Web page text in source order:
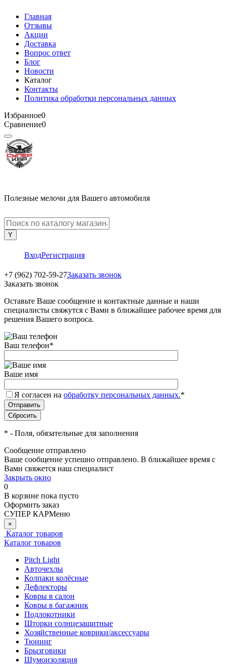
Главная
Отзывы
Акции
Доставка
Вопрос ответ
Блог
Новости
Каталог
Контакты
Политика обработки персональных данных
Избранное0
Сравнение0
Полезные мелочи для Вашего автомобиля
ВходРегистрация
+7 (962) 702-59-27Заказать звонок
Заказать звонок
Оставьте Ваше сообщение и контактные данные и наши
специалисты свяжутся с Вами в ближайшее рабочее время для
решения Вашего вопроса.
Ваш телефон*
Ваше имя
Я согласен на обработку персональных данных.*
* - Поля, обязательные для заполнения
Сообщение отправлено
Ваше сообщение успешно отправлено. В ближайшее время с
Вами свяжется наш специалист
Закрыть окно
0
В корзине пока пусто
Оформить заказ
СУПЕР КАРМеню
×
Каталог товаров
Каталог товаров
Pitch Light
Авточехлы
Колпаки колёсные
Дефлекторы
Ковры в салон
Ковры в багажник
Подлокотники
Шторки солнцезащитные
Хозяйственные коврики/аксессуары
Тюнинг
Брызговики
Шумоизоляция